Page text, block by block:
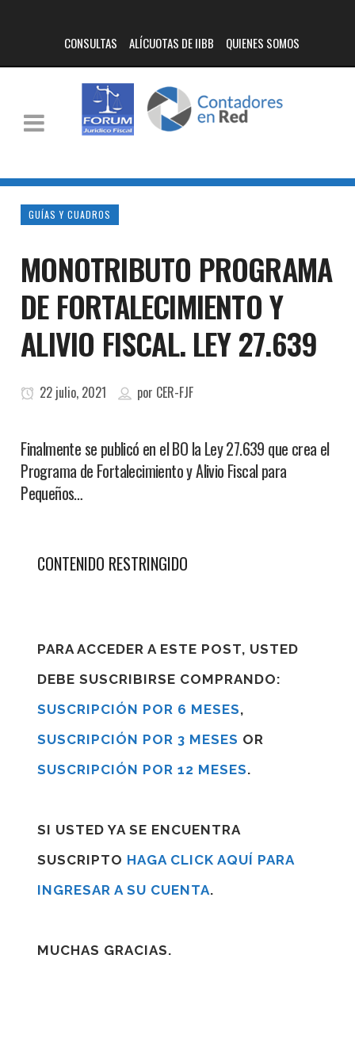
CONSULTAS ALÍCUOTAS DE IIBB QUIENES SOMOS
GUÍAS Y CUADROS
MONOTRIBUTO PROGRAMA
DE FORTALECIMIENTO Y
ALIVIO FISCAL. LEY 27.639
22 julio, 2021 por CER-FJF
Finalmente se publicó en el BO la Ley 27.639 que crea el
Programa de Fortalecimiento y Alivio Fiscal para
Pequeños…
CONTENIDO RESTRINGIDO
PARA ACCEDER A ESTE POST, USTED
DEBE SUSCRIBIRSE COMPRANDO:
SUSCRIPCIÓN POR 6 MESES,
SUSCRIPCIÓN POR 3 MESES OR
SUSCRIPCIÓN POR 12 MESES.
SI USTED YA SE ENCUENTRA
SUSCRIPTO HAGA CLICK AQUÍ PARA
INGRESAR A SU CUENTA.
MUCHAS GRACIAS.